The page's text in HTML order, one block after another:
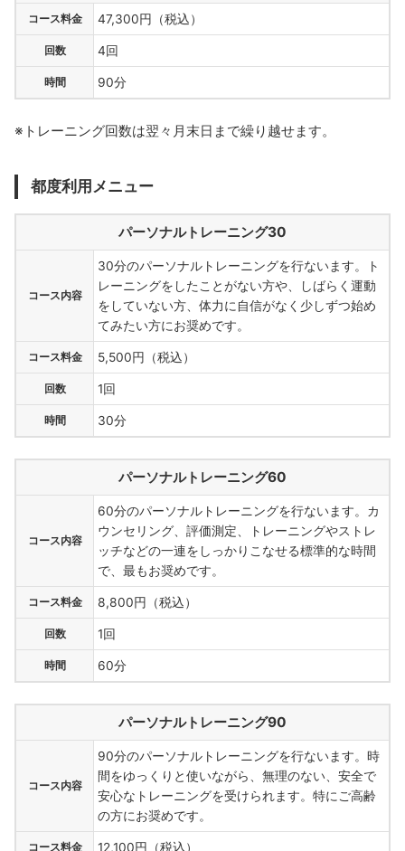
コース料金 47,300円（税込）
回数 4回
時間 90分
※トレーニング回数は翌々月末日まで繰り越せます。
都度利用メニュー
パーソナルトレーニング30
コース内容
30分のパーソナルトレーニングを行ないます。ト
レーニングをしたことがない方や、しばらく運動
をしていない方、体力に自信がなく少しずつ始め
てみたい方にお奨めです。
コース料金 5,500円（税込）
回数 1回
時間 30分
パーソナルトレーニング60
コース内容
60分のパーソナルトレーニングを行ないます。カ
ウンセリング、評価測定、トレーニングやストレ
ッチなどの一連をしっかりこなせる標準的な時間
で、最もお奨めです。
コース料金 8,800円（税込）
回数 1回
時間 60分
パーソナルトレーニング90
コース内容
90分のパーソナルトレーニングを行ないます。時
間をゆっくりと使いながら、無理のない、安全で
安心なトレーニングを受けられます。特にご高齢
の方にお奨めです。
コース料金 12,100円（税込）